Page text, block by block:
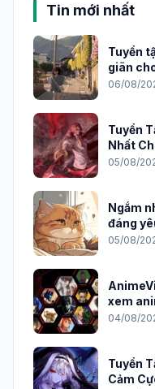
Tin mới nhất
Tuyển
giãn
06/08/
Tuyển
Nhất
05/08/
Ngắm
đáng
05/08/
xem
04/08/
Tuyển
Cảm